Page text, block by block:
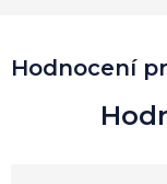
Hodnocení
V